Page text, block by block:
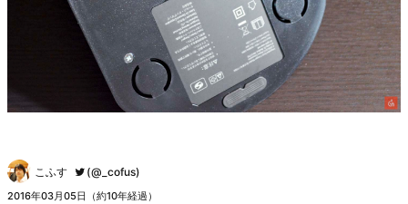
こふす (@_cofus)
2016年03月05日（約10年経過）